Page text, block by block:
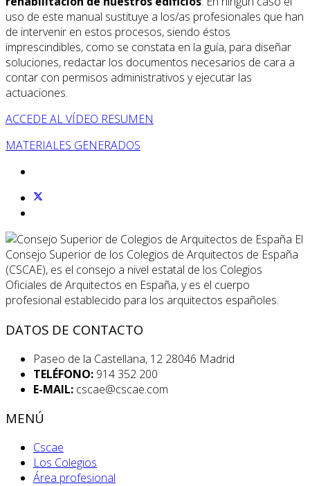
uso de este manual sustituye a los/as profesionales que han
de intervenir en estos procesos, siendo éstos
imprescindibles, como se constata en la guía, para diseñar
soluciones, redactar los documentos necesarios de cara a
contar con permisos administrativos y ejecutar las
actuaciones.
ACCEDE AL VÍDEO RESUMEN
MATERIALES GENERADOS
El
Consejo Superior de los Colegios de Arquitectos de España
(CSCAE), es el consejo a nivel estatal de los Colegios
Oficiales de Arquitectos en España, y es el cuerpo
profesional establecido para los arquitectos españoles.
DATOS DE CONTACTO
Paseo de la Castellana, 12 28046 Madrid
TELÉFONO: 914 352 200
E-MAIL: cscae@cscae.com
MENÚ
Cscae
Los Colegios
Área profesional